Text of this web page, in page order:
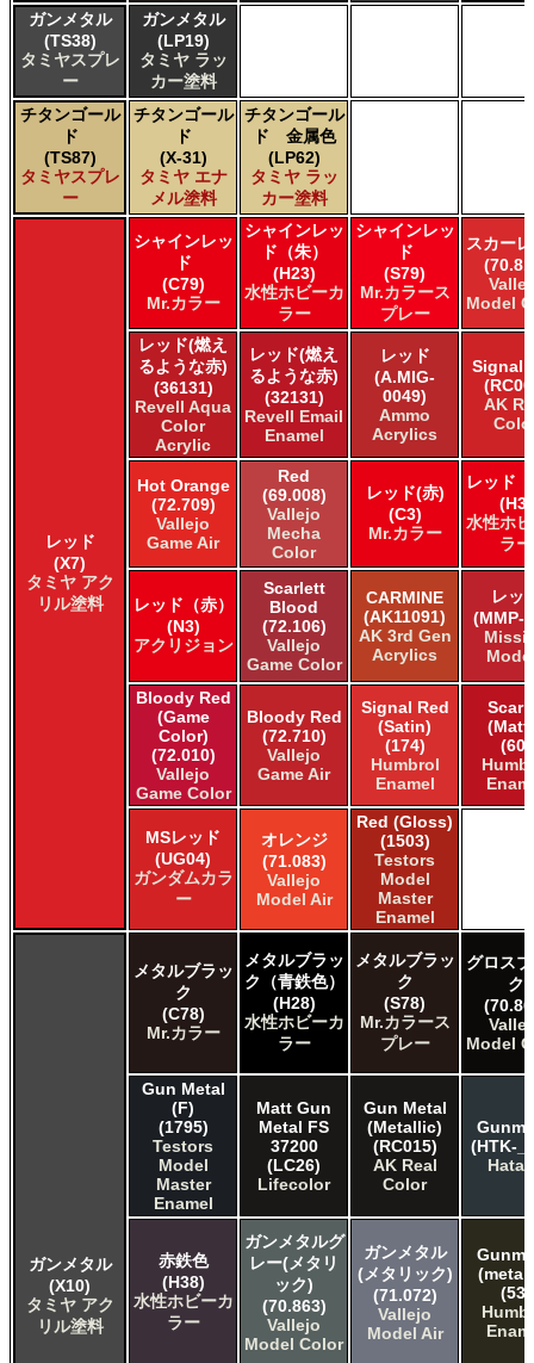
ガンメタル
(TS38)
タミヤスプレ
ー
ガンメタル
(LP19)
タミヤ ラッ
カー塗料
チタンゴール
ド
(TS87)
タミヤスプレ
ー
チタンゴール
ド
(X-31)
タミヤ エナ
メル塗料
チタンゴール
ド 金属色
(LP62)
タミヤ ラッ
カー塗料
レッド
(X7)
タミヤ アク
リル塗料
シャインレッ
ド
(C79)
Mr.カラー
シャインレッ
ド（朱）
(H23)
水性ホビーカ
ラー
シャインレッ
ド
(S79)
Mr.カラース
プレー
スカー
Model
レッド(燃え
るような赤)
(36131)
Revell Aqua
Color
Acrylic
レッド(燃え
るような赤)
(32131)
Revell Email
Enamel
レッド
(A.MIG-
0049)
Ammo
Acrylics
Signal
AK
Hot Orange
(72.709)
Vallejo
Game Air
Red
(69.008)
Vallejo
Mecha
Color
レッド(赤)
(C3)
Mr.カラー
レッド
(H3)
水性ホ
ラー
レッド（赤）
(N3)
アクリジョン
Scarlett
Blood
(72.106)
Vallejo
Game Color
CARMINE
(AK11091)
AK 3rd Gen
Acrylics
レッ
(MMP-
Bloody Red
(Game
Color)
(72.010)
Vallejo
Game Color
Bloody Red
(72.710)
Vallejo
Game Air
Signal Red
(Satin)
(174)
Humbrol
Enamel
(60)
MSレッド
(UG04)
ガンダムカラ
ー
オレンジ
(71.083)
Vallejo
Model Air
Red (Gloss)
(1503)
Testors
Model
Master
Enamel
ガンメタル
(X10)
タミヤ アク
リル塗料
メタルブラッ
ク
(C78)
Mr.カラー
メタルブラッ
ク（青鉄色）
(H28)
水性ホビーカ
ラー
メタルブラッ
ク
(S78)
Mr.カラース
プレー
グロス
ク
Model
Gun Metal
(F)
(1795)
Testors
Model
Master
Enamel
Matt Gun
Metal FS
37200
(LC26)
Lifecolor
Gun Metal
(Metallic)
(RC015)
AK Real
Color
(HTK-
赤鉄色
(H38)
水性ホビーカ
ラー
ガンメタルグ
レー(メタリ
ック)
(70.863)
Vallejo
Model Color
ガンメタル
(メタリック)
(71.072)
Vallejo
Model Air
(53)